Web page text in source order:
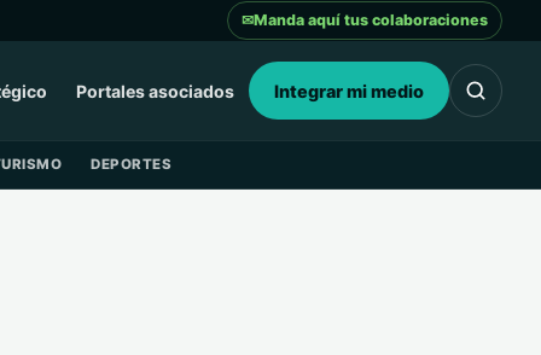
✉Manda aquí tus colaboraciones
Portales asociados Integrar mi medio
DEPORTES